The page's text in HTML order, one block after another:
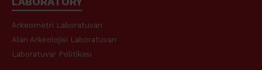
Arkeometri Laboratuvarı
Alan Arkeolojisi Laboratuvarı
Laboratuvar Politikası